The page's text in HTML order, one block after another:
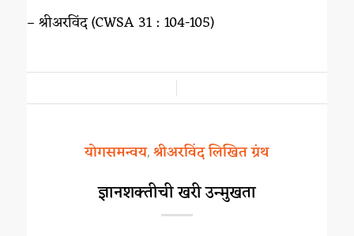
– श्रीअरविंद (CWSA 31 : 104-105)
योगसमन्वय,श्रीअरविंद लिखित ग्रंथ
ज्ञानशक्तीची खरी उन्मुखता